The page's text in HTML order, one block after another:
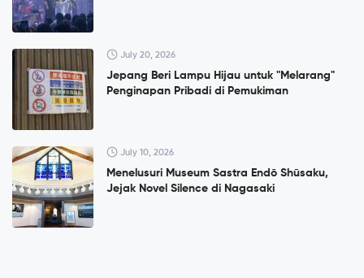
July 20, 2026
Jepang Beri Lampu Hijau untuk "Melarang"
Penginapan Pribadi di Pemukiman
July 10, 2026
Menelusuri Museum Sastra Endō Shūsaku,
Jejak Novel Silence di Nagasaki